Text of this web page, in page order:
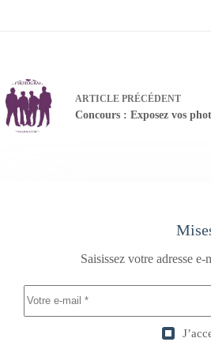
ARTICLE PRÉCÉDENT
Concours : Exposez vos
Saisissez votre adresse